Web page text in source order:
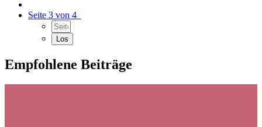
Seite 3 von 4
Empfohlene Beiträge